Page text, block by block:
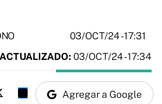
03/OCT/24- 17:31
ACTUALIZADO: 03/OCT/24 - 17:34
Agregar a Google